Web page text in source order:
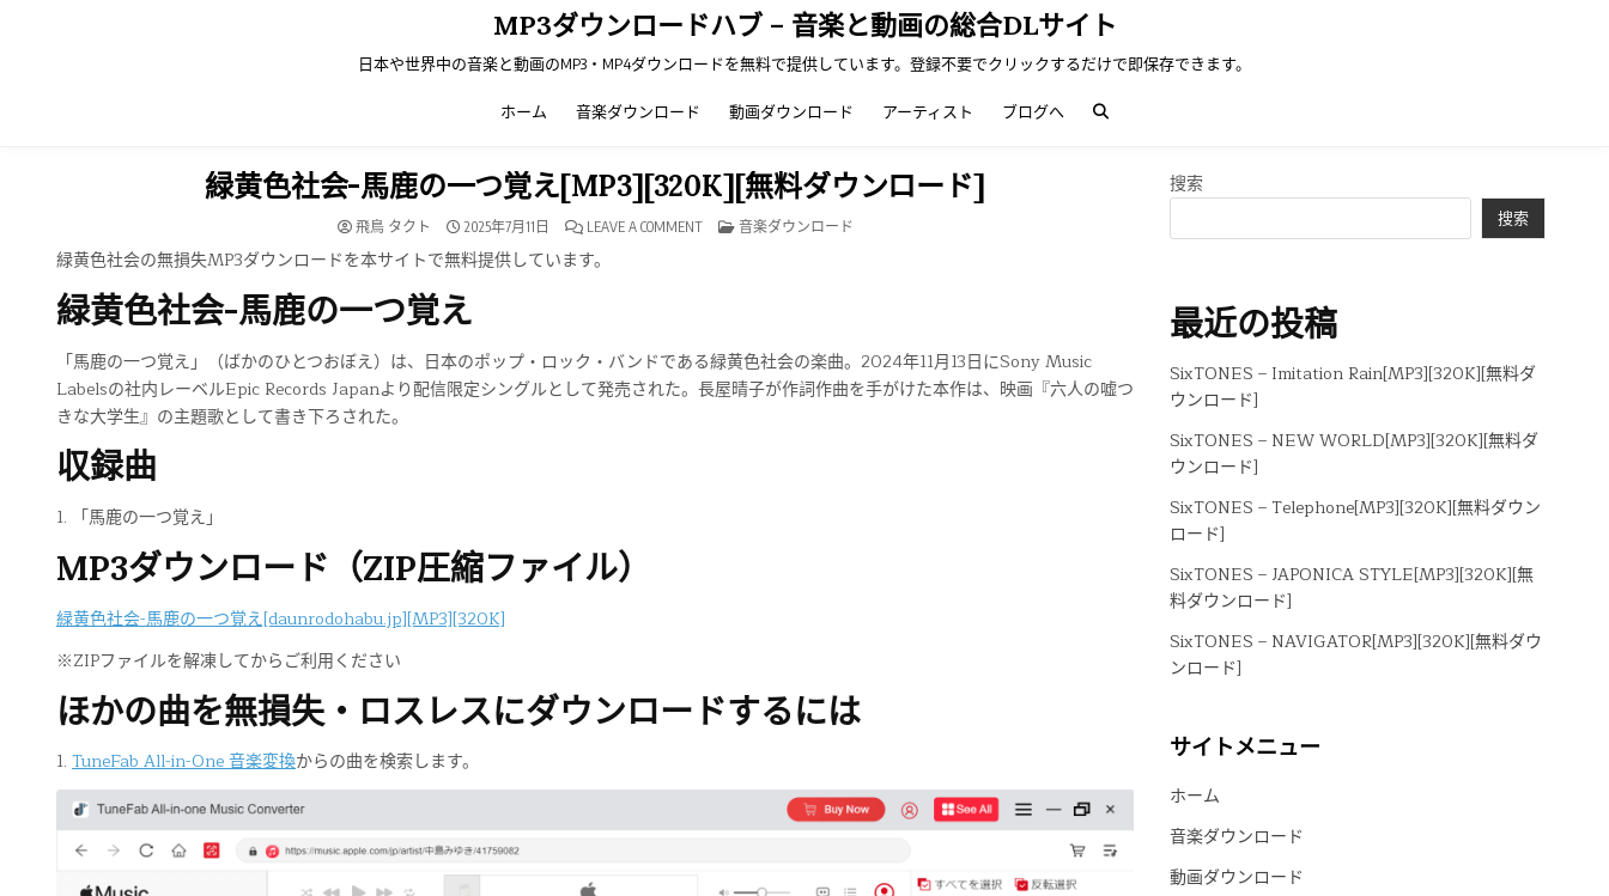
MP3ダウンロードハブ – 音楽と動画の総合DLサイト
日本や世界中の音楽と動画のMP3・MP4ダウンロードを無料で提供しています。登録不要でクリックするだけで即保存できます。
ホーム 音楽ダウンロード 動画ダウンロード アーティスト ブログへ
緑黄色社会-馬鹿の一つ覚え[MP3][320K][無料ダウンロード]
飛鳥 タクト 2025年7月11日 LEAVE A COMMENTON
一
つ
覚
え
POSTED
音楽ダウンロード
緑黄色社会の無損失MP3ダウンロードを本サイトで無料提供しています。
緑黄色社会-馬鹿の一つ覚え
「馬鹿の一つ覚え」（ばかのひとつおぼえ）は、日本のポップ・ロック・バンドである緑黄色社会の楽曲。2024年11月13日にSony Music
Labelsの社内レーベルEpic Records Japanより配信限定シングルとして発売された。長屋晴子が作詞作曲を手がけた本作は、映画『六人の嘘つ
きな大学生』の主題歌として書き下ろされた。
収録曲
1. 「馬鹿の一つ覚え」
MP3ダウンロード（ZIP圧縮ファイル）
緑黄色社会-馬鹿の一つ覚え[daunrodohabu.jp][MP3][320K]
※ZIPファイルを解凍してからご利用ください
ほかの曲を無損失・ロスレスにダウンロードするには
1. TuneFab All-in-One 音楽変換からの曲を検索します。
搜索
搜索
最近の投稿
SixTONES – Imitation Rain[MP3][320K][無料ダ
ウンロード]
SixTONES – NEW WORLD[MP3][320K][無料ダ
ウンロード]
SixTONES – Telephone[MP3][320K][無料ダウン
ロード]
SixTONES – JAPONICA STYLE[MP3][320K][無
料ダウンロード]
SixTONES – NAVIGATOR[MP3][320K][無料ダウ
ンロード]
サイトメニュー
ホーム
音楽ダウンロード
動画ダウンロード